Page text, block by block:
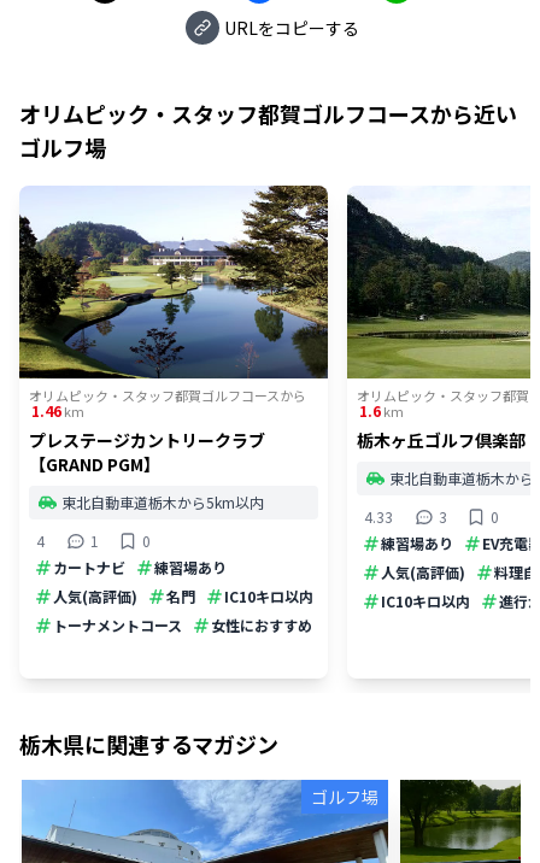
URLをコピーする
オリムピック・スタッフ都賀ゴルフコースから近い
ゴルフ場
オリムピック・スタッフ都賀ゴルフコースから
1.46km
プレステージカントリークラブ
【GRAND PGM】
東北自動車道栃木から5km以内
4
1
0
カートナビ
練習場あり
人気(高評価)
名門
IC10キロ以内
トーナメントコース
女性におすすめ
オリムピック・スタッフ都賀
1.6km
栃木ヶ丘ゴルフ倶楽部
東北自動車道栃木から
4.33
3
0
練習場あり
EV充電
人気(高評価)
料理
IC10キロ以内
進行
栃木県に関連するマガジン
ゴルフ場